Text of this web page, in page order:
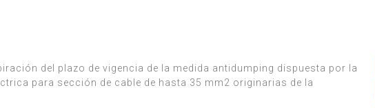
del plazo de vigencia de la medida antidumping dispuesta por la
para sección de cable de hasta 35 mm2 originarias de la